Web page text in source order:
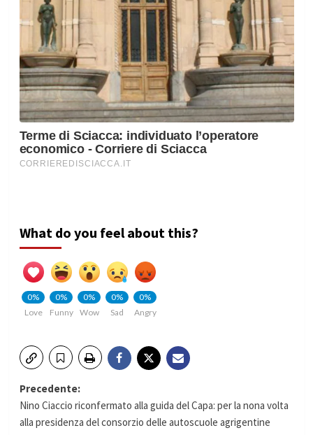
What do you feel about this?
0%
Love
0%
Funny
0%
Wow
0%
Sad
0%
Angry
Navigazione
articolo
Precedente:
Nino Ciaccio riconfermato alla guida del Capa: per la nona volta
alla presidenza del consorzio delle autoscuole agrigentine